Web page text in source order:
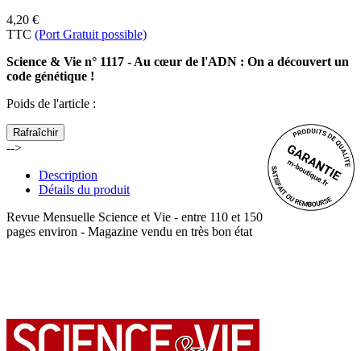
4,20 €
TTC (Port Gratuit possible)
Science & Vie n° 1117 - Au cœur de l'ADN : On a découvert un
code génétique !
Poids de l'article :
-->
Description
Détails du produit
Revue Mensuelle Science et Vie - entre 110 et 150
pages environ - Magazine vendu en très bon état